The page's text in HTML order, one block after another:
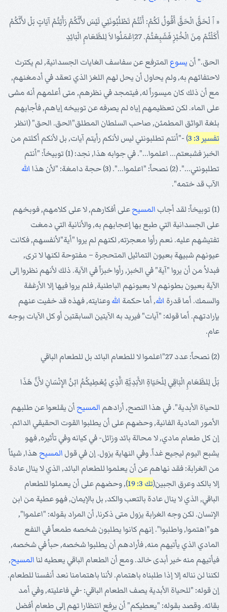
«ﭐلْحَقَّ الْحَقَّ أَقُولُ لَكُمْ: أَنْتُمْ تَطْلُبُونَنِي لَيْسَ لأَنَّكُمْ رَأَيْتُمْ آيَاتٍ بَلْ لأَنَّكُمْ
أَكَلْتُمْ مِنَ الْخُبْزِ فَشَبِعْتُمْ. 27اِعْمَلُوا لاَ لِلطَّعَامِ الْبَائِدِ
الحق." أن يسوع المترفع عن سفاسف الغايات الجسدانية, لم يكترث
لاحتفائهم به, ولم يحاول أن يحل لهم اللغز الذي تعقد في أدمغنهم,
مع أن ذلك كان ميسوراً له, فيتمجد في نظرهم, متى أعلمهم أنه مشى
على الماء. لكن تعظيمهم إياه لم يصرفه عن توبيخه إياهم, فأجابهم
بلغة الواثق المطمئن, صاحب السلطان المطلق"الحق. الحق" (انظر
تفسير 3: 3
) -"أنتم تطلبونني ليس لأنكم رأيتم آيات, بل لأنكم أكلتم من
الخبز فشبعتم... اعلموا...". في جوابه هذا, نجد: (1) توبيخاً: "أنتم
تطلبونني...". (2) نصحاً: "اعلموا...". (3) حجة دامغة: "لأن هذا
الله
الآب قد ختمه".
(1) توبيخاً: لقد أجاب المسيحعلى أفكارهم, لا على كلامهم, فوبخهم
على الجسدانية التي طبع بها إعجابهم به, والأنانية التي دمغت
تفتيشهم عليه. نعم رأوا معجزته, لكنهم لم يروا "أية"لأنفسهم, فكانت
عيونهم شبيهة بعيون التماثيل المتحجرة – مفتوحة لكنها لا ترى,
فبدلاُ من أن يروا "آية" في الخبز, رأوا خبزاً في الآية. ذلك لأنهم نظروا إلى
الآية بعيون بطونهم لا بعيونهم الباطنية, فلم يروا فيها إلا الأرغفة
والسمك. أما قدرة الله, أما حكمة اللهوعنايته, فهذه قد خفيت عنهم
بإرادتهم. أما قوله: "آيات" فيريد به الآيتين السابقتين أو كل الآيات بوجه
عام.
(2) نصحاً: عدد 27"اعلموا لا للطعام البائد بل للطعام الباقي
بَلْ لِلطَّعَامِ الْبَاقِي لِلْحَيَاةِ الأَبَدِيَّةِ الَّذِي يُعْطِيكُمُ ابْنُ الإِنْسَانِ لأَنَّ هَذَا
للحياة الأبدية". في هذا النصح, أرادهم المسيحأن يقلعوا عن طلبهم
الأمور المادية الفانية, وحضهم على أن يطلبوا القوت الحقيقي الدائم.
إن كل طعام مادي, لا محالة بائد وزائل- في كيانه وفي تأثيره, فهو
يشبع اليوم ليجيع غداً. وفي النهاية يزول. إن في قول المسيح هذا, شيئاً
من الغرابة: فقد نهاهم عن أن يعلموا للطعام البائد, الذي لا ينال عادة
إلا بالكد وعرق الجبين(تك 3: 19
), وحضهم على أن يعملوا للطعام
الباقي, الذي لا ينال عادة بالتعب والكد, بل بالإيمان, فهو عطية من ابن
الإنسان. لكن وجه الغرابة يزول متى ذكرنا, أن المراد بقوله: "اعلموا",
هو"اهتموا, واطلبوا". إنهم كانوا يطلبون شخصه طمعاً في النفع
المادي الذي يأتيهم منه, فأرادهم أن يطلبوا شخصه, حباُ في شخصه,
فيأتيهم منه خير أبدى خالد. ومع أن الطعام الباقي يعطيه لناالمسيح,
لكننا لن نناله إلا إذا طلبناه باهتمام. لأننا باهتمامنا نعد أنفسنا للطعام.
إن قوله: "للحياة الأبدية يصف الطعام الباقي: -في فاعليته, وفي أمد
بقائه. وقصد بقوله: "يعطيكم" أن يرفع انتظارا تهم إلى طعام أفضل